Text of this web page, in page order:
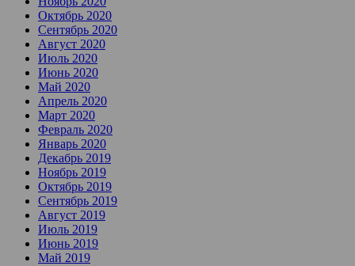
Октябрь 2020
Сентябрь 2020
Август 2020
Июль 2020
Июнь 2020
Май 2020
Апрель 2020
Март 2020
Февраль 2020
Январь 2020
Декабрь 2019
Ноябрь 2019
Октябрь 2019
Сентябрь 2019
Август 2019
Июль 2019
Июнь 2019
Май 2019